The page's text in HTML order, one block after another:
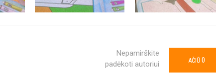
Nepamirškite
padėkoti autoriui
AČIŪ 0